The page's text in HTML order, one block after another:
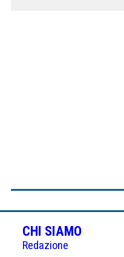
CHI SIAMO
Redazione